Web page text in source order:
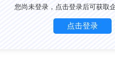
您尚未登录，点击登录后可获取
点击登录